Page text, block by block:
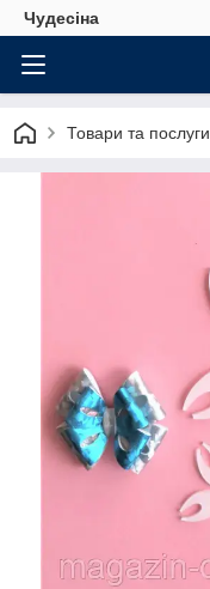
Чудесіна
Товари та послуги